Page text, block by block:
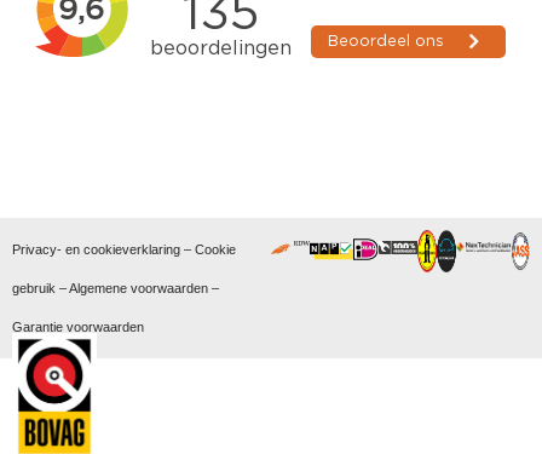
Privacy- en cookieverklaring – Cookie
gebruik –Algemene voorwaarden –
Garantie voorwaarden